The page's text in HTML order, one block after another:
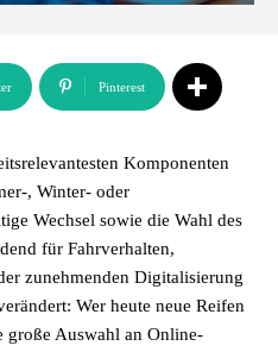
Pinterest
Komponenten
, Winter- oder
Wechsel sowie die Wahl des
für Fahrverhalten,
zunehmenden Digitalisierung
Wer heute neue Reifen
große Auswahl an Online-